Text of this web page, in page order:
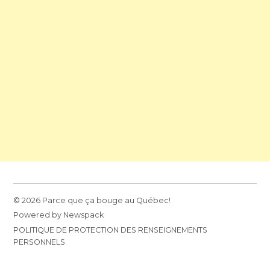
© 2026 Parce que ça bouge au Québec!
Powered by Newspack
POLITIQUE DE PROTECTION DES RENSEIGNEMENTS
PERSONNELS